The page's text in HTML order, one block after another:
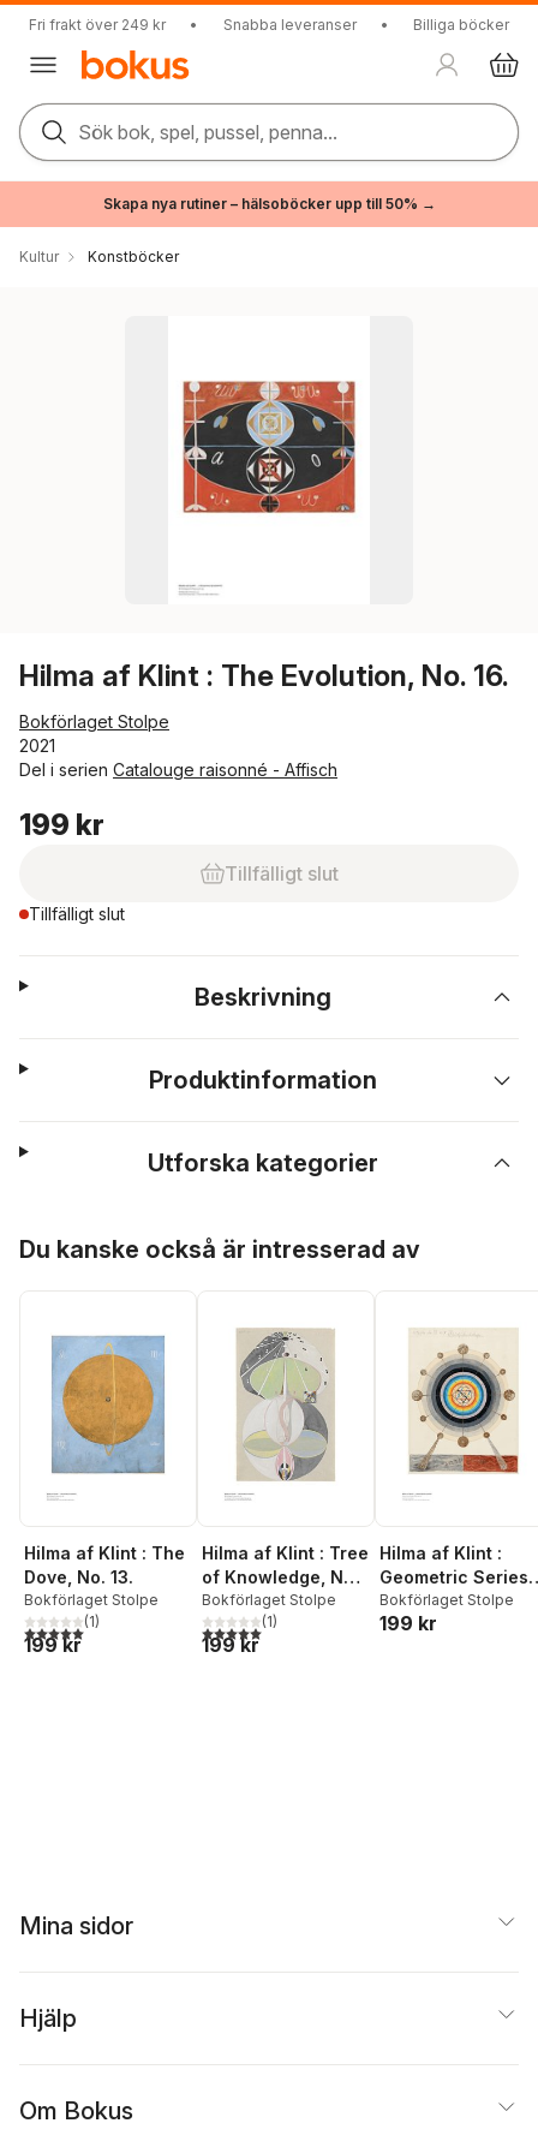
Fri frakt över 249 kr • Snabba leveranser • Billiga böcker
Sök bok, spel, pussel, penna...
Skapa nya rutiner – hälsoböcker upp till 50% →
Kultur Konstböcker
Hilma af Klint : The Evolution, No. 16.
Bokförlaget Stolpe
2021
Del i serien Catalouge raisonné - Affisch
199 kr
Tillfälligt slut
Tillfälligt slut
Beskrivning
Produktinformation
Utforska kategorier
Du kanske också är intresserad av
Hilma af Klint : The
Dove, No. 13.
Bokförlaget Stolpe
5,0utav 5 stjärnor. Totalt antal röster:
(1)
199 kr
Hilma af Klint : Tree
of Knowledge, No.
5.
Bokförlaget Stolpe
5,0utav 5 stjärnor. Totalt antal röster:
(1)
199 kr
Hilma af Klint :
Geometric Series
VI, No. 7
Bokförlaget Stolpe
199 kr
Mina sidor
Hjälp
Om Bokus